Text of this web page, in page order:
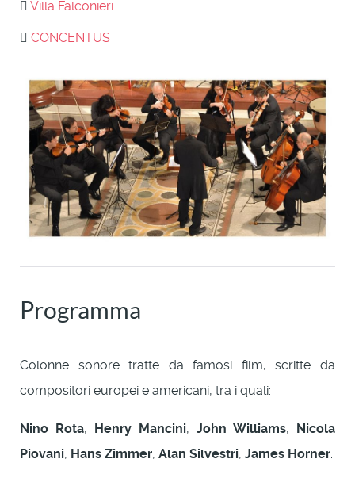
Villa Falconieri
CONCENTUS
Programma
Colonne sonore tratte da famosi film, scritte da
compositori europei e americani, tra i quali:
Nino Rota, Henry Mancini, John Williams,
Nicola
Piovani, Hans Zimmer, Alan Silvestri, James Horner.